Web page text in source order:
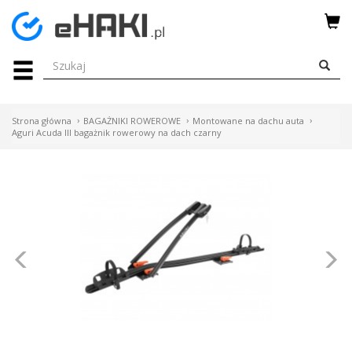
Menu
HAKI
WIĄZKI
BOXY
Strona główna BAGAŻNIKI ROWEROWE
Montowane na dachu auta
Aguri Acuda III bagażnik rowerowy na dach czarny
Poprzednie